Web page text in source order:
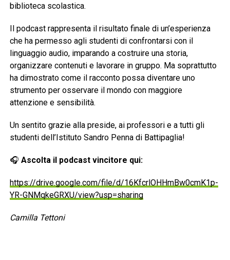
biblioteca scolastica.
Il podcast rappresenta il risultato finale di un’esperienza
che ha permesso agli studenti di confrontarsi con il
linguaggio audio, imparando a costruire una storia,
organizzare contenuti e lavorare in gruppo. Ma soprattutto
ha dimostrato come il racconto possa diventare uno
strumento per osservare il mondo con maggiore
attenzione e sensibilità.
Un sentito grazie alla preside, ai professori e a tutti gli
studenti dell’Istituto Sandro Penna di Battipaglia!
🎧 Ascolta il podcast vincitore qui:
https://drive.google.com/file/d/16KfcrlOHHmBw0cmK1p-
YR-GNMqkeGRXU/view?usp=sharing
Camilla Tettoni